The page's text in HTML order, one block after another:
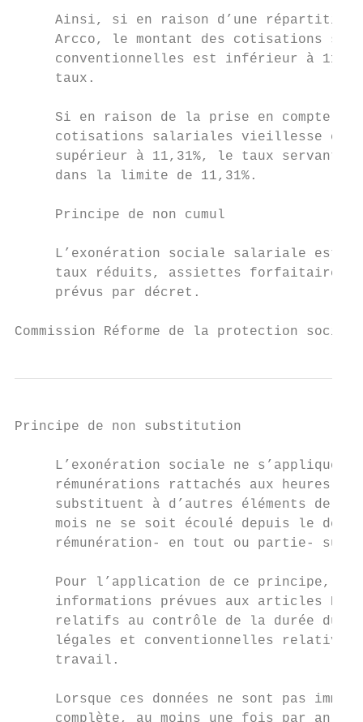
Ainsi, si en raison d’une
Arcco, le montant des cotisations
conventionnelles est inférieur à
     taux.
Si en raison de la prise en compte
cotisations salariales vieillesse et
supérieur à 11,31%, le taux servant
     dans la limite de 11,31%.
     Principe de non cumul
L’exonération sociale salariale est
taux réduits, assiettes forfaitaires
     prévus par décret.
Commission Réforme de la protection
Principe de non substitution
L’exonération sociale ne
rémunérations rattachés aux heures
substituent à d’autres éléments de
mois ne se soit écoulé depuis le
rémunération- en tout ou partie-
Pour l’application de ce principe,
informations prévues aux articles D.
relatifs au contrôle de la durée du
légales et conventionnelles relative
     travail.
Lorsque ces données ne sont pas
complète, au moins une fois par an